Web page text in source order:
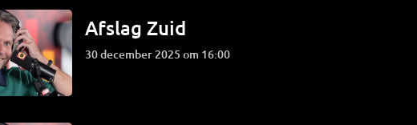
Afslag Zuid
30 december 2025 om 16:00